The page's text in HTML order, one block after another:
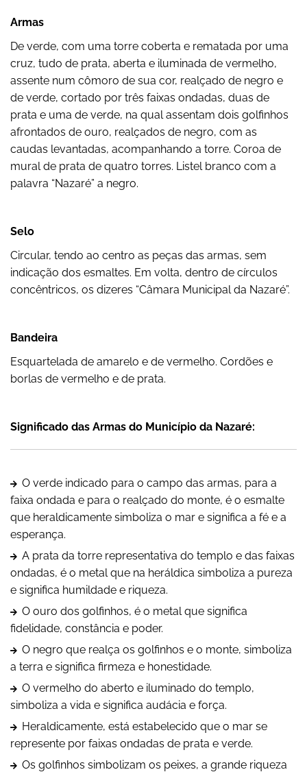
Armas
De verde, com uma torre coberta e rematada por uma
cruz, tudo de prata, aberta e iluminada de vermelho,
assente num cômoro de sua cor, realçado de negro e
de verde, cortado por três faixas ondadas, duas de
prata e uma de verde, na qual assentam dois golfinhos
afrontados de ouro, realçados de negro, com as
caudas levantadas, acompanhando a torre. Coroa de
mural de prata de quatro torres. Listel branco com a
palavra “Nazaré” a negro.
Selo
Circular, tendo ao centro as peças das armas, sem
indicação dos esmaltes. Em volta, dentro de círculos
concêntricos, os dizeres “Câmara Municipal da Nazaré”.
Bandeira
Esquartelada de amarelo e de vermelho. Cordões e
borlas de vermelho e de prata.
Significado das Armas do Município da Nazaré:
O verde indicado para o campo das armas, para a
faixa ondada e para o realçado do monte, é o esmalte
que heraldicamente simboliza o mar e significa a fé e a
esperança.
A prata da torre representativa do templo e das faixas
ondadas, é o metal que na heráldica simboliza a pureza
e significa humildade e riqueza.
O ouro dos golfinhos, é o metal que significa
fidelidade, constância e poder.
O negro que realça os golfinhos e o monte, simboliza
a terra e significa firmeza e honestidade.
O vermelho do aberto e iluminado do templo,
simboliza a vida e significa audácia e força.
Heraldicamente, está estabelecido que o mar se
represente por faixas ondadas de prata e verde.
Os golfinhos simbolizam os peixes, a grande riqueza